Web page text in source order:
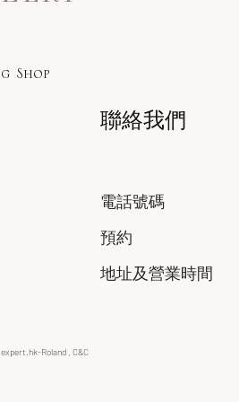
Shop
聯絡我們
電話號碼
預約
地址及營業時間
Roland , C&C